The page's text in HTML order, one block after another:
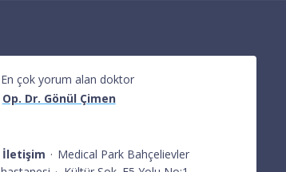
En çok yorum alan doktor
Op. Dr. Gönül Çimen
İletişim · Medical Park Bahçelievler